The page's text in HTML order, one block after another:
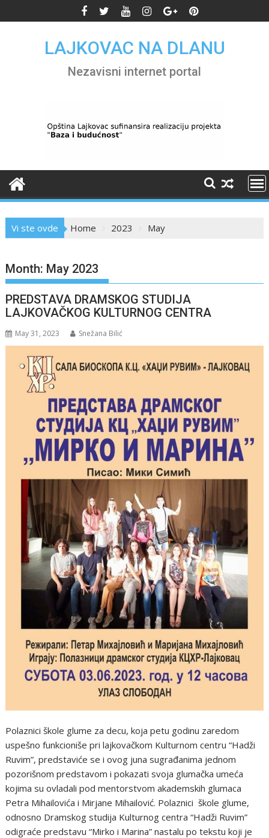
to
LAJKOVAC NA DLANU
Nezavisni internet portal
Vi ste ovde Home 2023 May
Month: May 2023
PREDSTAVA DRAMSKOG STUDIJA
LAJKOVAČKOG KULTURNOG CENTRA
May 31, 2023 Snežana Bilić
Polaznici škole glume za decu, koja petu godinu zaredom
uspešno funkcioniše pri lajkovačkom Kulturnom centru “Hadži
Ruvim”, predstaviće se i ovog juna sugrađanima jednom
pozorišnom predstavom i pokazati svoja glumačka umeća
kojima su ovladali pod mentorstvom akademskih glumaca
Petra Mihailovića i Mirjane Mihailović. Polaznici škole glume,
odnosno Dramskog studija Kulturnog centra “Hadži Ruvim”
odigraće predstavu “Mirko i Marina” nastalu po tekstu koji je